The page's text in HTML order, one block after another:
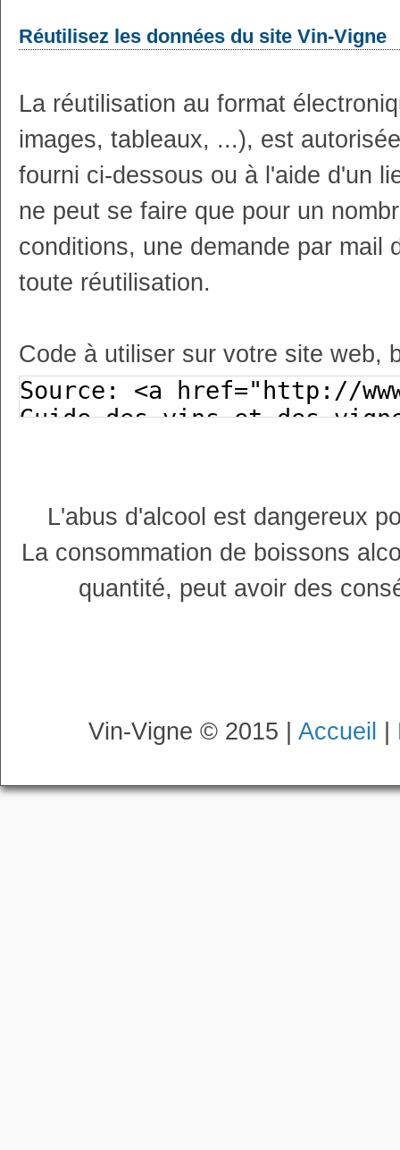
Réutilisez les données du site Vin-Vigne
La réutilisation au format
images, tableaux, ...), est
fourni ci-dessous ou à l'aide d'un
ne peut se faire que pour un
conditions, une demande par mail
toute réutilisation.
Code à utiliser sur votre site web,
L'abus d'alcool est dangereux
La consommation de boissons
quantité, peut avoir des
Vin-Vigne © 2015 | Accueil